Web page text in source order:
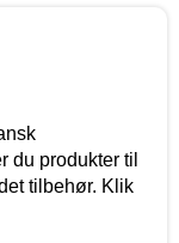
du produkter til
tilbehør. Klik